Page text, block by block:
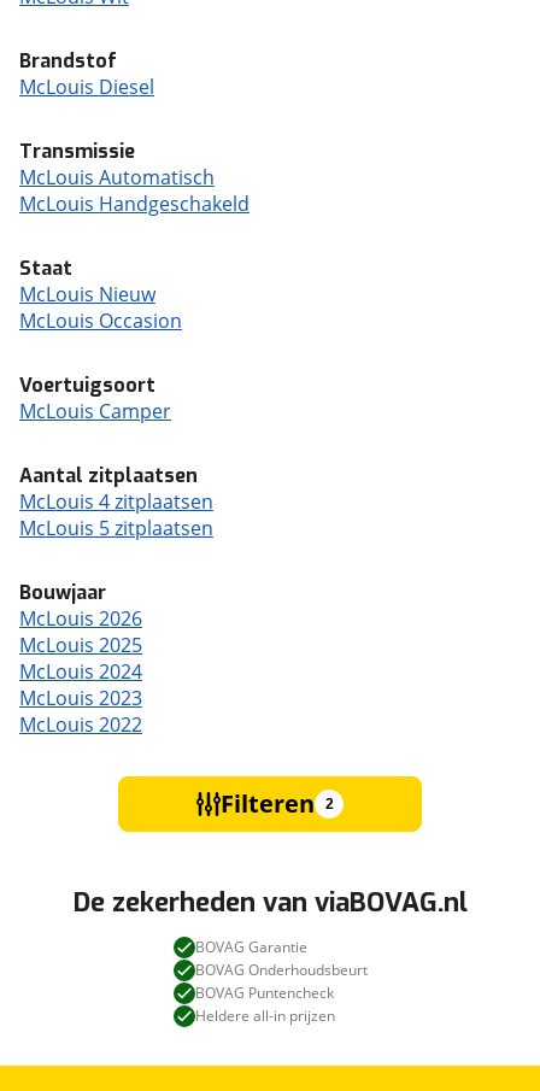
Brandstof
McLouis Diesel
Transmissie
McLouis Automatisch
McLouis Handgeschakeld
Staat
McLouis Nieuw
McLouis Occasion
Voertuigsoort
McLouis Camper
Aantal zitplaatsen
McLouis 4 zitplaatsen
McLouis 5 zitplaatsen
Bouwjaar
McLouis 2026
McLouis 2025
McLouis 2024
McLouis 2023
McLouis 2022
Filteren 2
De zekerheden van viaBOVAG.nl
BOVAG Garantie
BOVAG Onderhoudsbeurt
BOVAG Puntencheck
Heldere all-in prijzen